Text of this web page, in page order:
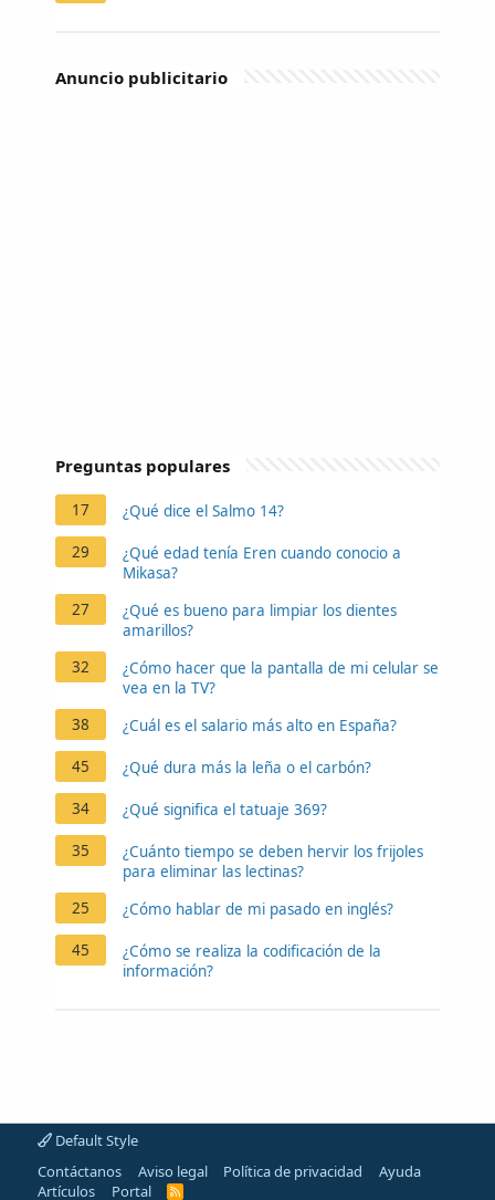
Anuncio publicitario
Preguntas populares
17 ¿Qué dice el Salmo 14?
29
¿Qué edad tenía Eren cuando conocio a
Mikasa?
27
¿Qué es bueno para limpiar los dientes
amarillos?
32
¿Cómo hacer que la pantalla de mi celular se
vea en la TV?
38
¿Cuál es el salario más alto en España?
45 ¿Qué dura más la leña o el carbón?
34 ¿Qué significa el tatuaje 369?
35
¿Cuánto tiempo se deben hervir los frijoles
para eliminar las lectinas?
25
¿Cómo hablar de mi pasado en inglés?
45
¿Cómo se realiza la codificación de la
información?
Default Style
Contáctanos
Aviso legal Política de privacidad
Ayuda
Artículos
Portal
R